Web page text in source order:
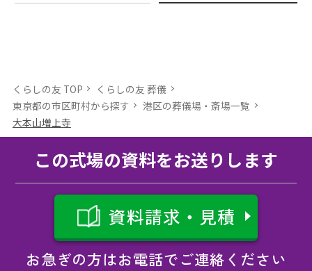
くらしの友 TOP
くらしの友 葬儀
東京都の市区町村から探す
港区の葬儀場・斎場⼀覧
大本山増上寺
この式場の資料をお送りします
お急ぎの方はお電話でご連絡ください
資料請求・見積